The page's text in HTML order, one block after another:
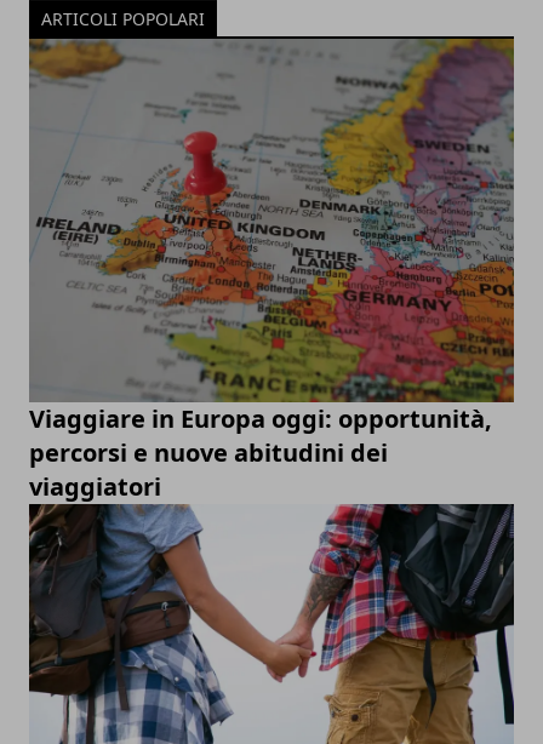
ARTICOLI POPOLARI
Viaggiare in Europa oggi: opportunità,
percorsi e nuove abitudini dei
viaggiatori